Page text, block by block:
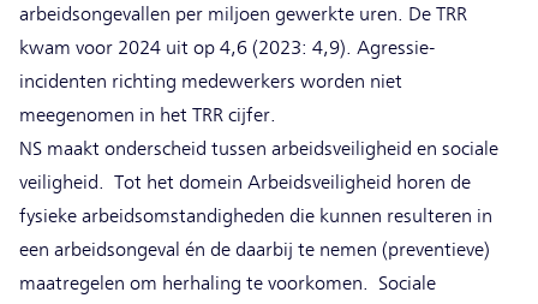
arbeidsongevallen per miljoen gewerkte uren. De TRR
kwam voor 2024 uit op 4,6 (2023: 4,9). Agressie-
incidenten richting medewerkers worden niet
meegenomen in het TRR cijfer.
NS maakt onderscheid tussen arbeidsveiligheid en sociale
veiligheid. Tot het domein Arbeidsveiligheid horen de
fysieke arbeidsomstandigheden die kunnen resulteren in
een arbeidsongeval én de daarbij te nemen (preventieve)
maatregelen om herhaling te voorkomen. Sociale